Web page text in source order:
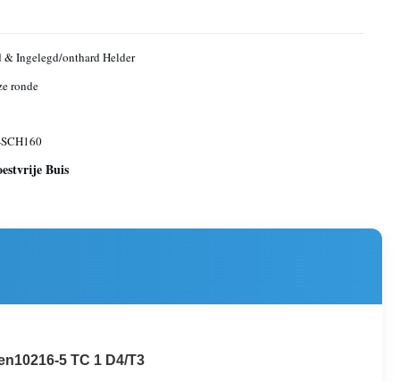
& Ingelegd/onthard Helder
ronde
Buis
5 TC 1 D4/T3